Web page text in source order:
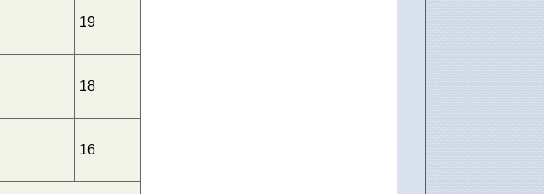
19
18
16